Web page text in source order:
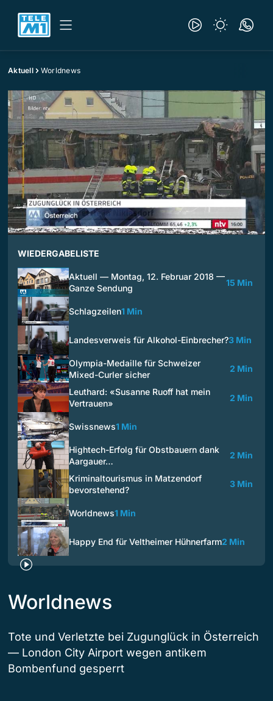
Aktuell Worldnews
WIEDERGABELISTE
Aktuell — Montag, 12. Februar 2018 —
Ganze Sendung
15 Min
Schlagzeilen1 Min
Landesverweis für Alkohol-Einbrecher?3 Min
Olympia-Medaille für Schweizer
Mixed-Curler sicher
2 Min
Leuthard: «Susanne Ruoff hat mein
Vertrauen»
2 Min
Swissnews1 Min
Hightech-Erfolg für Obstbauern dank
Aargauer…
2 Min
Kriminaltourismus in Matzendorf
bevorstehend?
3 Min
Worldnews1 Min
Happy End für Veltheimer Hühnerfarm2 Min
Worldnews
Tote und Verletzte bei Zugunglück in Österreich
— London City Airport wegen antikem
Bombenfund gesperrt